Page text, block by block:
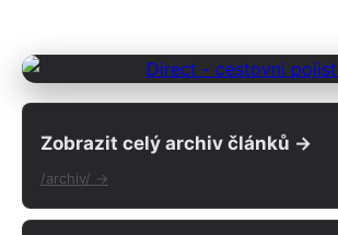
Zobrazit celý archiv článků →
/archiv/ →